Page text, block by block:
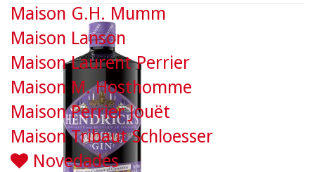
Maison G.H. Mumm
Maison Lanson
Maison Laurent Perrier
Maison M. Hosthomme
Maison Perrier Jouët
Maison Tribaut Schloesser
Novedades